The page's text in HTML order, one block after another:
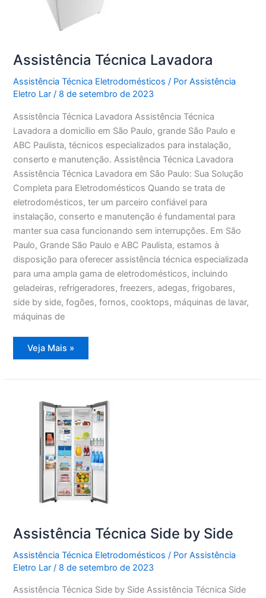
Assistência Técnica Lavadora
Assistência Técnica Eletrodomésticos / PorAssistência
Eletro Lar/ 8 de setembro de 2023
Assistência Técnica Lavadora Assistência Técnica
Lavadora a domicílio em São Paulo, grande São Paulo e
ABC Paulista, técnicos especializados para instalação,
conserto e manutenção. Assistência Técnica Lavadora
Assistência Técnica Lavadora em São Paulo: Sua Solução
Completa para Eletrodomésticos Quando se trata de
eletrodomésticos, ter um parceiro confiável para
instalação, conserto e manutenção é fundamental para
manter sua casa funcionando sem interrupções. Em São
Paulo, Grande São Paulo e ABC Paulista, estamos à
disposição para oferecer assistência técnica especializada
para uma ampla gama de eletrodomésticos, incluindo
geladeiras, refrigeradores, freezers, adegas, frigobares,
side by side, fogões, fornos, cooktops, máquinas de lavar,
máquinas de
Assistência
Técnica
Veja Mais »
Assistência Técnica Side by Side
Assistência Técnica Eletrodomésticos / PorAssistência
Eletro Lar/ 8 de setembro de 2023
Assistência Técnica Side by Side Assistência Técnica Side